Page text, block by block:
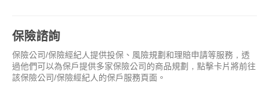
保險諮詢
保險公司/保險經紀人提供投保、風險規劃和理賠申請等服務，透
過他們可以為保戶提供多家保險公司的商品規劃，點擊卡片將前往
該保險公司/保險經紀人的保戶服務頁面。